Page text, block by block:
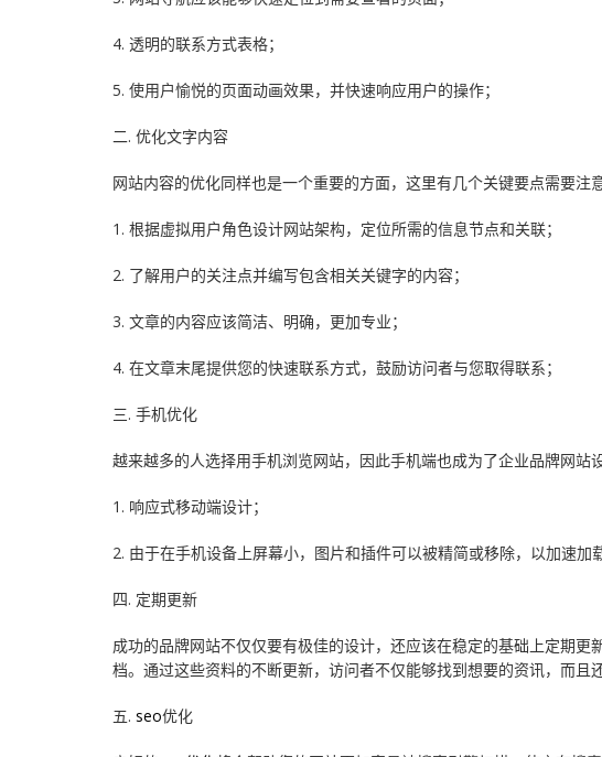
4. 透明的联系方式表格；
5. 使用户愉悦的页面动画效果，并快速响应用户的操作；
二. 优化文字内容
网站内容的优化同样也是一个重要的方面，这里有几个关键要点需要注意
1. 根据虚拟用户角色设计网站架构，定位所需的信息节点和关联；
2. 了解用户的关注点并编写包含相关关键字的内容；
3. 文章的内容应该简洁、明确，更加专业；
4. 在文章末尾提供您的快速联系方式，鼓励访问者与您取得联系；
三. 手机优化
越来越多的人选择用手机浏览网站，因此手机端也成为了企业品牌网站
1. 响应式移动端设计；
2. 由于在手机设备上屏幕小，图片和插件可以被精简或移除，以加速加
四. 定期更新
成功的品牌网站不仅仅要有极佳的设计，还应该在稳定的基础上定期
档。通过这些资料的不断更新，访问者不仅能够找到想要的资讯，而且
五. seo优化